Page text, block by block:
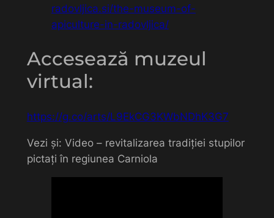
radovljica.si/the-museum-of-
apiculture-in-radovljica/
Accesează muzeul
virtual:
https://g.co/arts/L9EkCG3KWbNDhK3G7
Vezi și: Video – revitalizarea tradiției stupilor
pictați în regiunea Carniola